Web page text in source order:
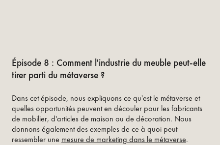
Épisode 8 : Comment l'industrie du meuble peut-elle
tirer parti du métaverse ?
Dans cet épisode, nous expliquons ce qu'est le métaverse et
quelles opportunités peuvent en découler pour les fabricants
de mobilier, d'articles de maison ou de décoration. Nous
donnons également des exemples de ce à quoi peut
ressembler une mesure de marketing dans le métaverse.